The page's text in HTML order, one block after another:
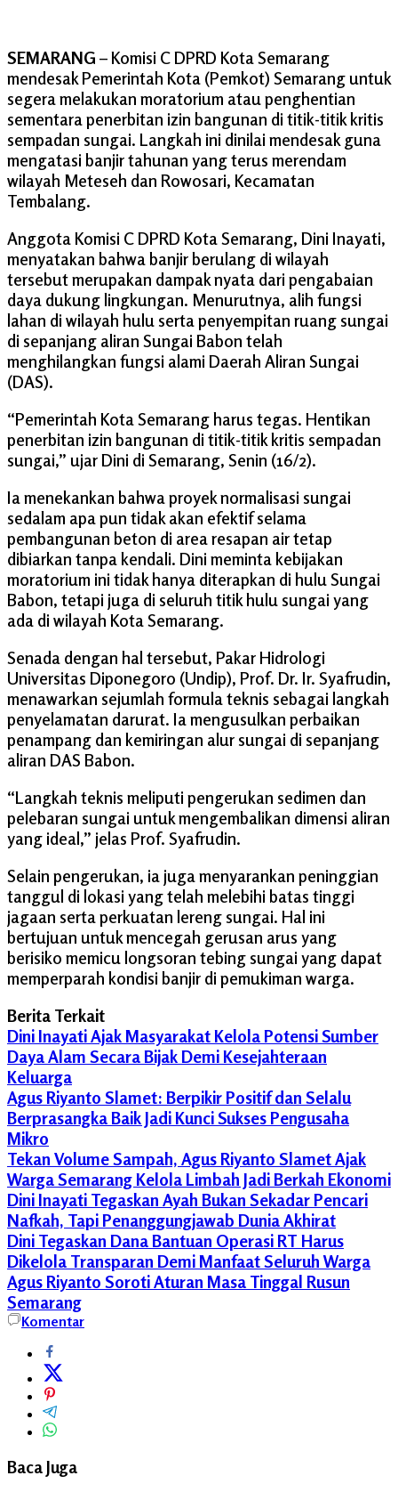
SEMARANG – Komisi C DPRD Kota Semarang
mendesak Pemerintah Kota (Pemkot) Semarang untuk
segera melakukan moratorium atau penghentian
sementara penerbitan izin bangunan di titik-titik kritis
sempadan sungai. Langkah ini dinilai mendesak guna
mengatasi banjir tahunan yang terus merendam
wilayah Meteseh dan Rowosari, Kecamatan
Tembalang.
Anggota Komisi C DPRD Kota Semarang, Dini Inayati,
menyatakan bahwa banjir berulang di wilayah
tersebut merupakan dampak nyata dari pengabaian
daya dukung lingkungan. Menurutnya, alih fungsi
lahan di wilayah hulu serta penyempitan ruang sungai
di sepanjang aliran Sungai Babon telah
menghilangkan fungsi alami Daerah Aliran Sungai
(DAS).
“Pemerintah Kota Semarang harus tegas. Hentikan
penerbitan izin bangunan di titik-titik kritis sempadan
sungai,” ujar Dini di Semarang, Senin (16/2).
Ia menekankan bahwa proyek normalisasi sungai
sedalam apa pun tidak akan efektif selama
pembangunan beton di area resapan air tetap
dibiarkan tanpa kendali. Dini meminta kebijakan
moratorium ini tidak hanya diterapkan di hulu Sungai
Babon, tetapi juga di seluruh titik hulu sungai yang
ada di wilayah Kota Semarang.
Senada dengan hal tersebut, Pakar Hidrologi
Universitas Diponegoro (Undip), Prof. Dr. Ir. Syafrudin,
menawarkan sejumlah formula teknis sebagai langkah
penyelamatan darurat. Ia mengusulkan perbaikan
penampang dan kemiringan alur sungai di sepanjang
aliran DAS Babon.
“Langkah teknis meliputi pengerukan sedimen dan
pelebaran sungai untuk mengembalikan dimensi aliran
yang ideal,” jelas Prof. Syafrudin.
Selain pengerukan, ia juga menyarankan peninggian
tanggul di lokasi yang telah melebihi batas tinggi
jagaan serta perkuatan lereng sungai. Hal ini
bertujuan untuk mencegah gerusan arus yang
berisiko memicu longsoran tebing sungai yang dapat
memperparah kondisi banjir di pemukiman warga.
Berita Terkait
Dini Inayati Ajak Masyarakat Kelola Potensi Sumber
Daya Alam Secara Bijak Demi Kesejahteraan
Keluarga
Agus Riyanto Slamet: Berpikir Positif dan Selalu
Berprasangka Baik Jadi Kunci Sukses Pengusaha
Mikro
Tekan Volume Sampah, Agus Riyanto Slamet Ajak
Warga Semarang Kelola Limbah Jadi Berkah Ekonomi
Dini Inayati Tegaskan Ayah Bukan Sekadar Pencari
Nafkah, Tapi Penanggungjawab Dunia Akhirat
Dini Tegaskan Dana Bantuan Operasi RT Harus
Dikelola Transparan Demi Manfaat Seluruh Warga
Agus Riyanto Soroti Aturan Masa Tinggal Rusun
Semarang
banjir
meteseh
banjir
semarang
DAS
Babon
Inayati
Komentar
Baca Juga